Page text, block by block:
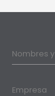
Nombres
Empresa